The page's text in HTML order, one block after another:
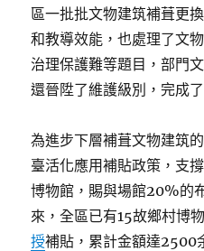
區一批批文物建筑補葺更
和教導效能，也處理了文
治理保護難等題目，部門
還晉陞了維護級別，完成
為進步下層補葺文物建筑
臺活化應用補貼政策，支
博物館，賜與場館20%的
來，全區已有15故鄉村博
授補貼，累計金額達2500